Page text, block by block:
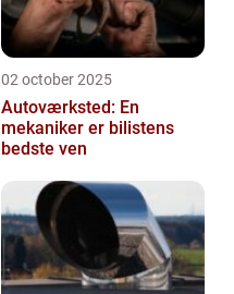
02 october 2025
Autoværksted: En
mekaniker er bilistens
bedste ven